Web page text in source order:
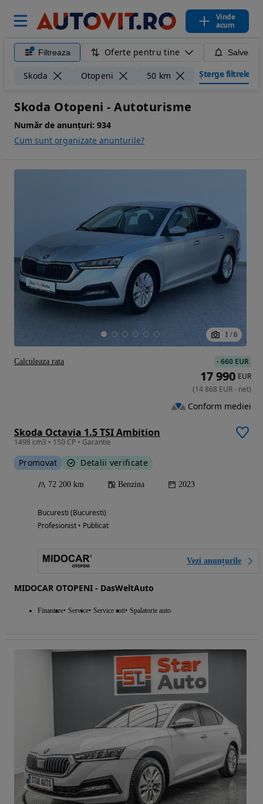
Vinde
acum
Filtreaza Oferte pentru tine
Skoda Otopeni 50 km Șterge filtrele
Skoda Otopeni - Autoturisme
Număr de anunțuri: 934
Cum sunt organizate anunturile?
1 / 6
Skoda Octavia 1.5 TSI Ambition
1498 cm3 • 150 CP • Garantie
Promovat Detalii verificate
72 200 km Benzina 2023
Bucuresti (Bucuresti)
Profesionist • Publicat
Vezi anunțurile
MIDOCAR OTOPENI - DasWeltAuto
Finantare Service Service roti Spalatorie auto
-660 EUR
17 990 EUR
(14 868 EUR- net)
Conform mediei
Calculeaza rata